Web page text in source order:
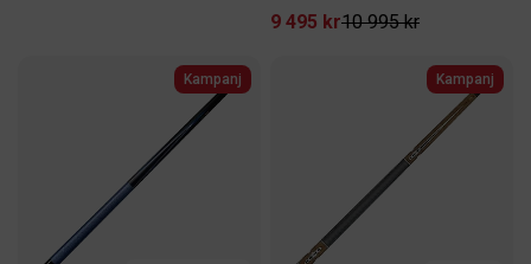
9 495 kr10 995 kr
Kampanj Kampanj